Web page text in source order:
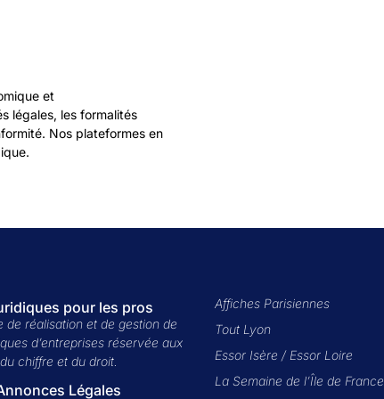
et
légales, les formalités
Nos plateformes en
pour les pros
de réalisation et de gestion de
d’entreprises réservée aux
chiffre et du droit.
Légales
Affiches Parisiennes
Tout Lyon
Essor Isère / Essor Loire
La Semaine de l’Île de France